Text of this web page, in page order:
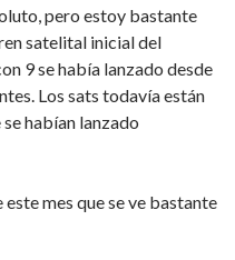
pero estoy bastante
satelital inicial del
9 se había lanzado desde
Los sats todavía están
habían lanzado
mes que se ve bastante